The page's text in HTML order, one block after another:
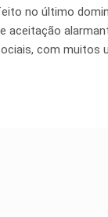
no último
aceitação
com muitos